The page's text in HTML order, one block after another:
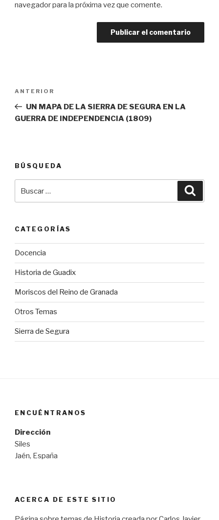
navegador para la próxima vez que comente.
entradas
Entrada
anterior:
ANTERIOR
UN MAPA DE LA SIERRA DE SEGURA EN LA
GUERRA DE INDEPENDENCIA (1809)
BÚSQUEDA
CATEGORÍAS
Docencia
Historia de Guadix
Moriscos del Reino de Granada
Otros Temas
Sierra de Segura
ENCUÉNTRANOS
Dirección
Siles
Jaén, España
ACERCA DE ESTE SITIO